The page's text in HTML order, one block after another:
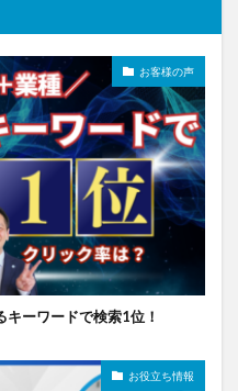
お客様の声
キーワードで検索1位！
お役立ち情報